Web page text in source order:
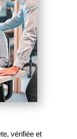
vérifiée et